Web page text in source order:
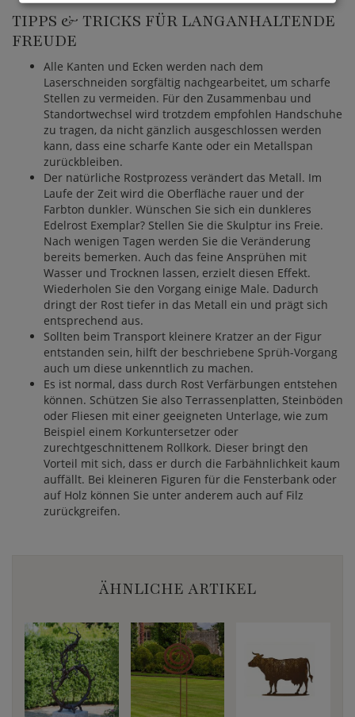
TIPPS & TRICKS FÜR LANGANHALTENDE
FREUDE
Alle Kanten und Ecken werden nach dem
Laserschneiden sorgfältig nachgearbeitet, um scharfe
Stellen zu vermeiden. Für den Zusammenbau und
Standortwechsel wird trotzdem empfohlen Handschuhe
zu tragen, da nicht gänzlich ausgeschlossen werden
kann, dass eine scharfe Kante oder ein Metallspan
zurückbleiben.
Der natürliche Rostprozess verändert das Metall. Im
Laufe der Zeit wird die Oberfläche rauer und der
Farbton dunkler. Wünschen Sie sich ein dunkleres
Edelrost Exemplar? Stellen Sie die Skulptur ins Freie.
Nach wenigen Tagen werden Sie die Veränderung
bereits bemerken. Auch das feine Ansprühen mit
Wasser und Trocknen lassen, erzielt diesen Effekt.
Wiederholen Sie den Vorgang einige Male. Dadurch
dringt der Rost tiefer in das Metall ein und prägt sich
entsprechend aus.
Sollten beim Transport kleinere Kratzer an der Figur
entstanden sein, hilft der beschriebene Sprüh-Vorgang
auch um diese unkenntlich zu machen.
Es ist normal, dass durch Rost Verfärbungen entstehen
können. Schützen Sie also Terrassenplatten, Steinböden
oder Fliesen mit einer geeigneten Unterlage, wie zum
Beispiel einem Korkuntersetzer oder
zurechtgeschnittenem Rollkork. Dieser bringt den
Vorteil mit sich, dass er durch die Farbähnlichkeit kaum
auffällt. Bei kleineren Figuren für die Fensterbank oder
auf Holz können Sie unter anderem auch auf Filz
zurückgreifen.
ÄHNLICHE ARTIKEL